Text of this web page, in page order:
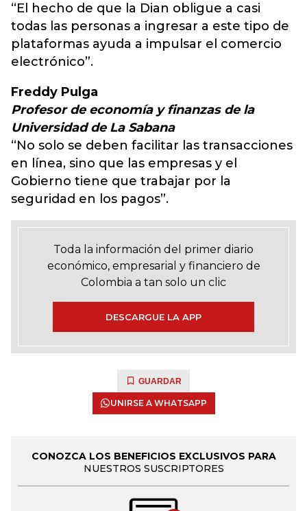
“El hecho de que la Dian obligue a casi
todas las personas a ingresar a este tipo de
plataformas ayuda a impulsar el comercio
electrónico”.
Freddy Pulga
Profesor de economía y finanzas de la
Universidad de La Sabana
“No solo se deben facilitar las transacciones
en línea, sino que las empresas y el
Gobierno tiene que trabajar por la
seguridad en los pagos”.
Toda la información del primer diario
económico, empresarial y financiero de
Colombia a tan solo un clic
DESCARGUE LA APP
GUARDAR
UNIRSE A WHATSAPP
CONOZCA LOS BENEFICIOS EXCLUSIVOS PARA
NUESTROS SUSCRIPTORES